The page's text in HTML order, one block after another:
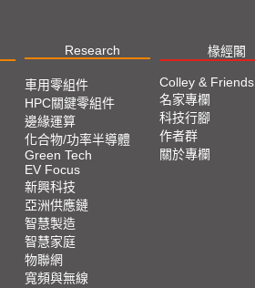
Research 椽經閣
車用零組件
HPC關鍵零組件
邊緣運算
化合物/功率半導體
Green Tech
EV Focus
新興科技
亞洲供應鏈
智慧製造
智慧家庭
物聯網
寬頻與無線
Colley & Friends
名家專欄
科技行腳
作者群
關於專欄